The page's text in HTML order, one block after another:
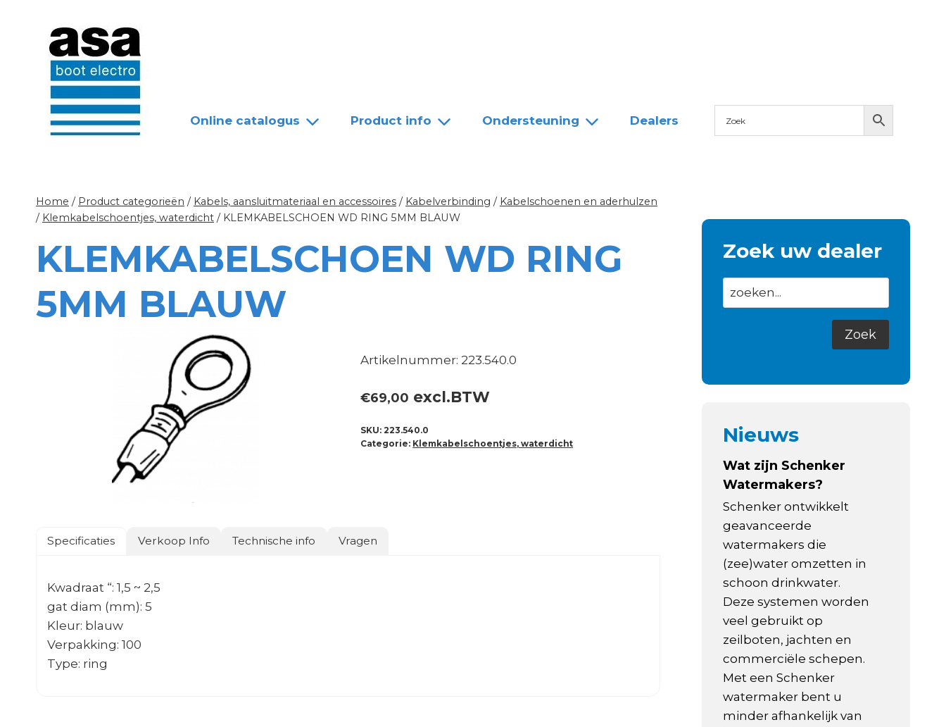
Online catalogus Product info Ondersteuning Dealers
Home / Product categorieën / Kabels, aansluitmateriaal en accessoires / Kabelverbinding / Kabelschoenen en aderhulzen
/ Klemkabelschoentjes, waterdicht / KLEMKABELSCHOEN WD RING 5MM BLAUW
KLEMKABELSCHOEN WD RING
5MM BLAUW
Artikelnummer: 223.540.0
€69,00 excl.BTW
SKU:223.540.0
Categorie: Klemkabelschoentjes, waterdicht
Specificaties Verkoop Info Technische info Vragen
Kwadraat “: 1,5 ~ 2,5
gat diam (mm): 5
Kleur: blauw
Verpakking: 100
Type: ring
Zoek uw dealer
Nieuws
Wat zijn Schenker
Watermakers?
Schenker ontwikkelt
geavanceerde
watermakers die
(zee)water omzetten in
schoon drinkwater.
Deze systemen worden
veel gebruikt op
zeilboten, jachten en
commerciële schepen.
Met een Schenker
watermaker bent u
minder afhankelijk van